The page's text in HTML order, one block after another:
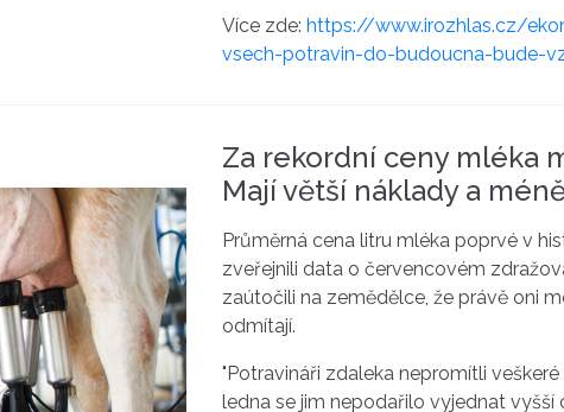
Více zde: https://www.irozhlas.cz/
vsech-potravin-do-budoucna-bude-
Za rekordní ceny mléka
Mají větší náklady a
Průměrná cena litru mléka poprvé v
zveřejnili data o červencovém
zaútočili na zemědělce, že právě oni
odmítají.
"Potravináři zdaleka nepromítli
ledna se jim nepodařilo vyjednat